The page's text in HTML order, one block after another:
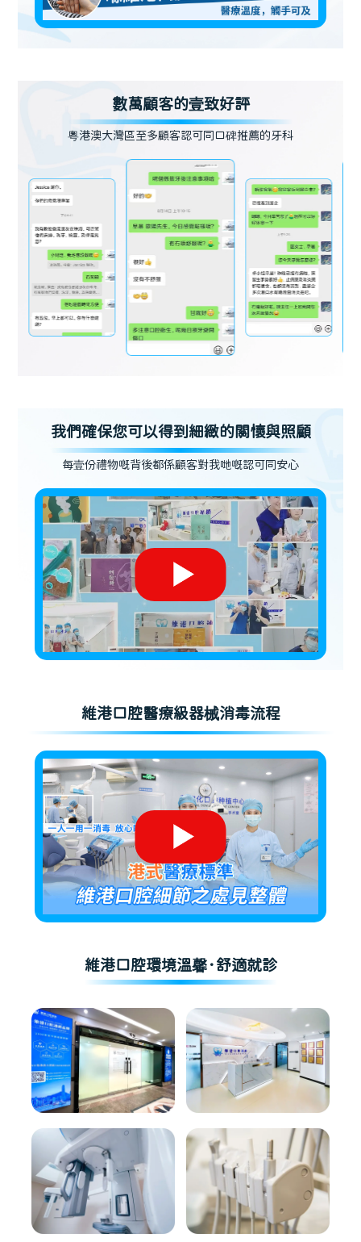
數萬顧客的壹致好評
粵港澳大灣區至多顧客認可同口碑推薦的牙科
我們確保您可以得到細緻的關懷與照顧
每壹份禮物嘅背後都係顧客對我哋嘅認可同安心
維港口腔醫療級器械消毒流程
維港口腔環境溫馨·舒適就診